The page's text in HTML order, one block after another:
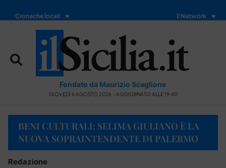
Cronache locali Il Network
Fondato da Maurizio Scaglione
GIOVEDÌ 6 AGOSTO 2026 - AGGIORNATO ALLE 19:40
BENI CULTURALI: SELIMA GIULIANO È LA
NUOVA SOPRAINTENDENTE DI PALERMO
Redazione